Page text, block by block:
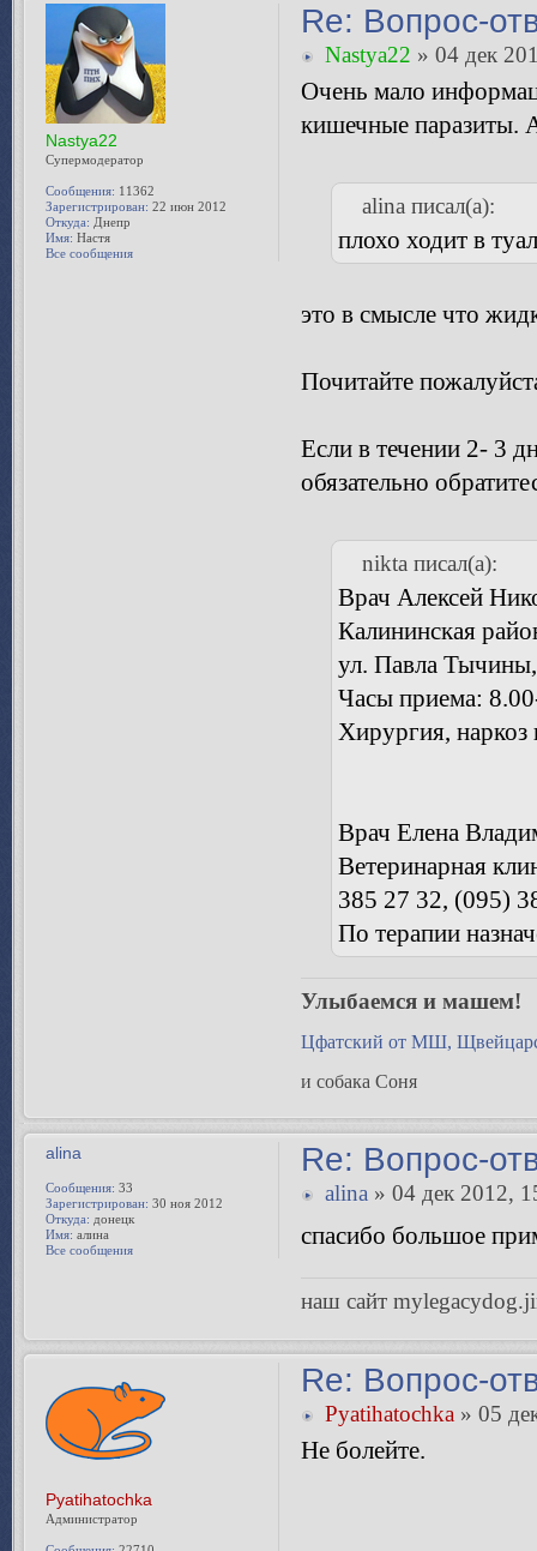
Re: Вопрос-
Nastya22 » 04 дек
Очень мало
кишечные паразиты.
alina писал(а):
плохо ходит в
это в смысле что
Почитайте
Если в течении 2- 3
обязательно
nikta писал(а):
Врач Алексей
Калининская
ул. Павла
Часы приема:
Хирургия, наркоз
Врач Елена
Ветеринарная
385 27 32, (095)
По терапии
Улыбаемся и машем!
Цфатский от МШ,
и собака Соня
Nastya22
Супермодератор
Сообщения: 11362
Зарегистрирован: 22 июн 2012
Откуда: Днепр
Имя: Настя
Все сообщения
Re: Вопрос-
alina » 04 дек 2012,
спасибо большое
наш сайт
alina
Сообщения: 33
Зарегистрирован: 30 ноя 2012
Откуда: донецк
Имя: алина
Все сообщения
Re: Вопрос-
Pyatihatochka » 05
Не болейте.
Pyatihatochka
Администратор